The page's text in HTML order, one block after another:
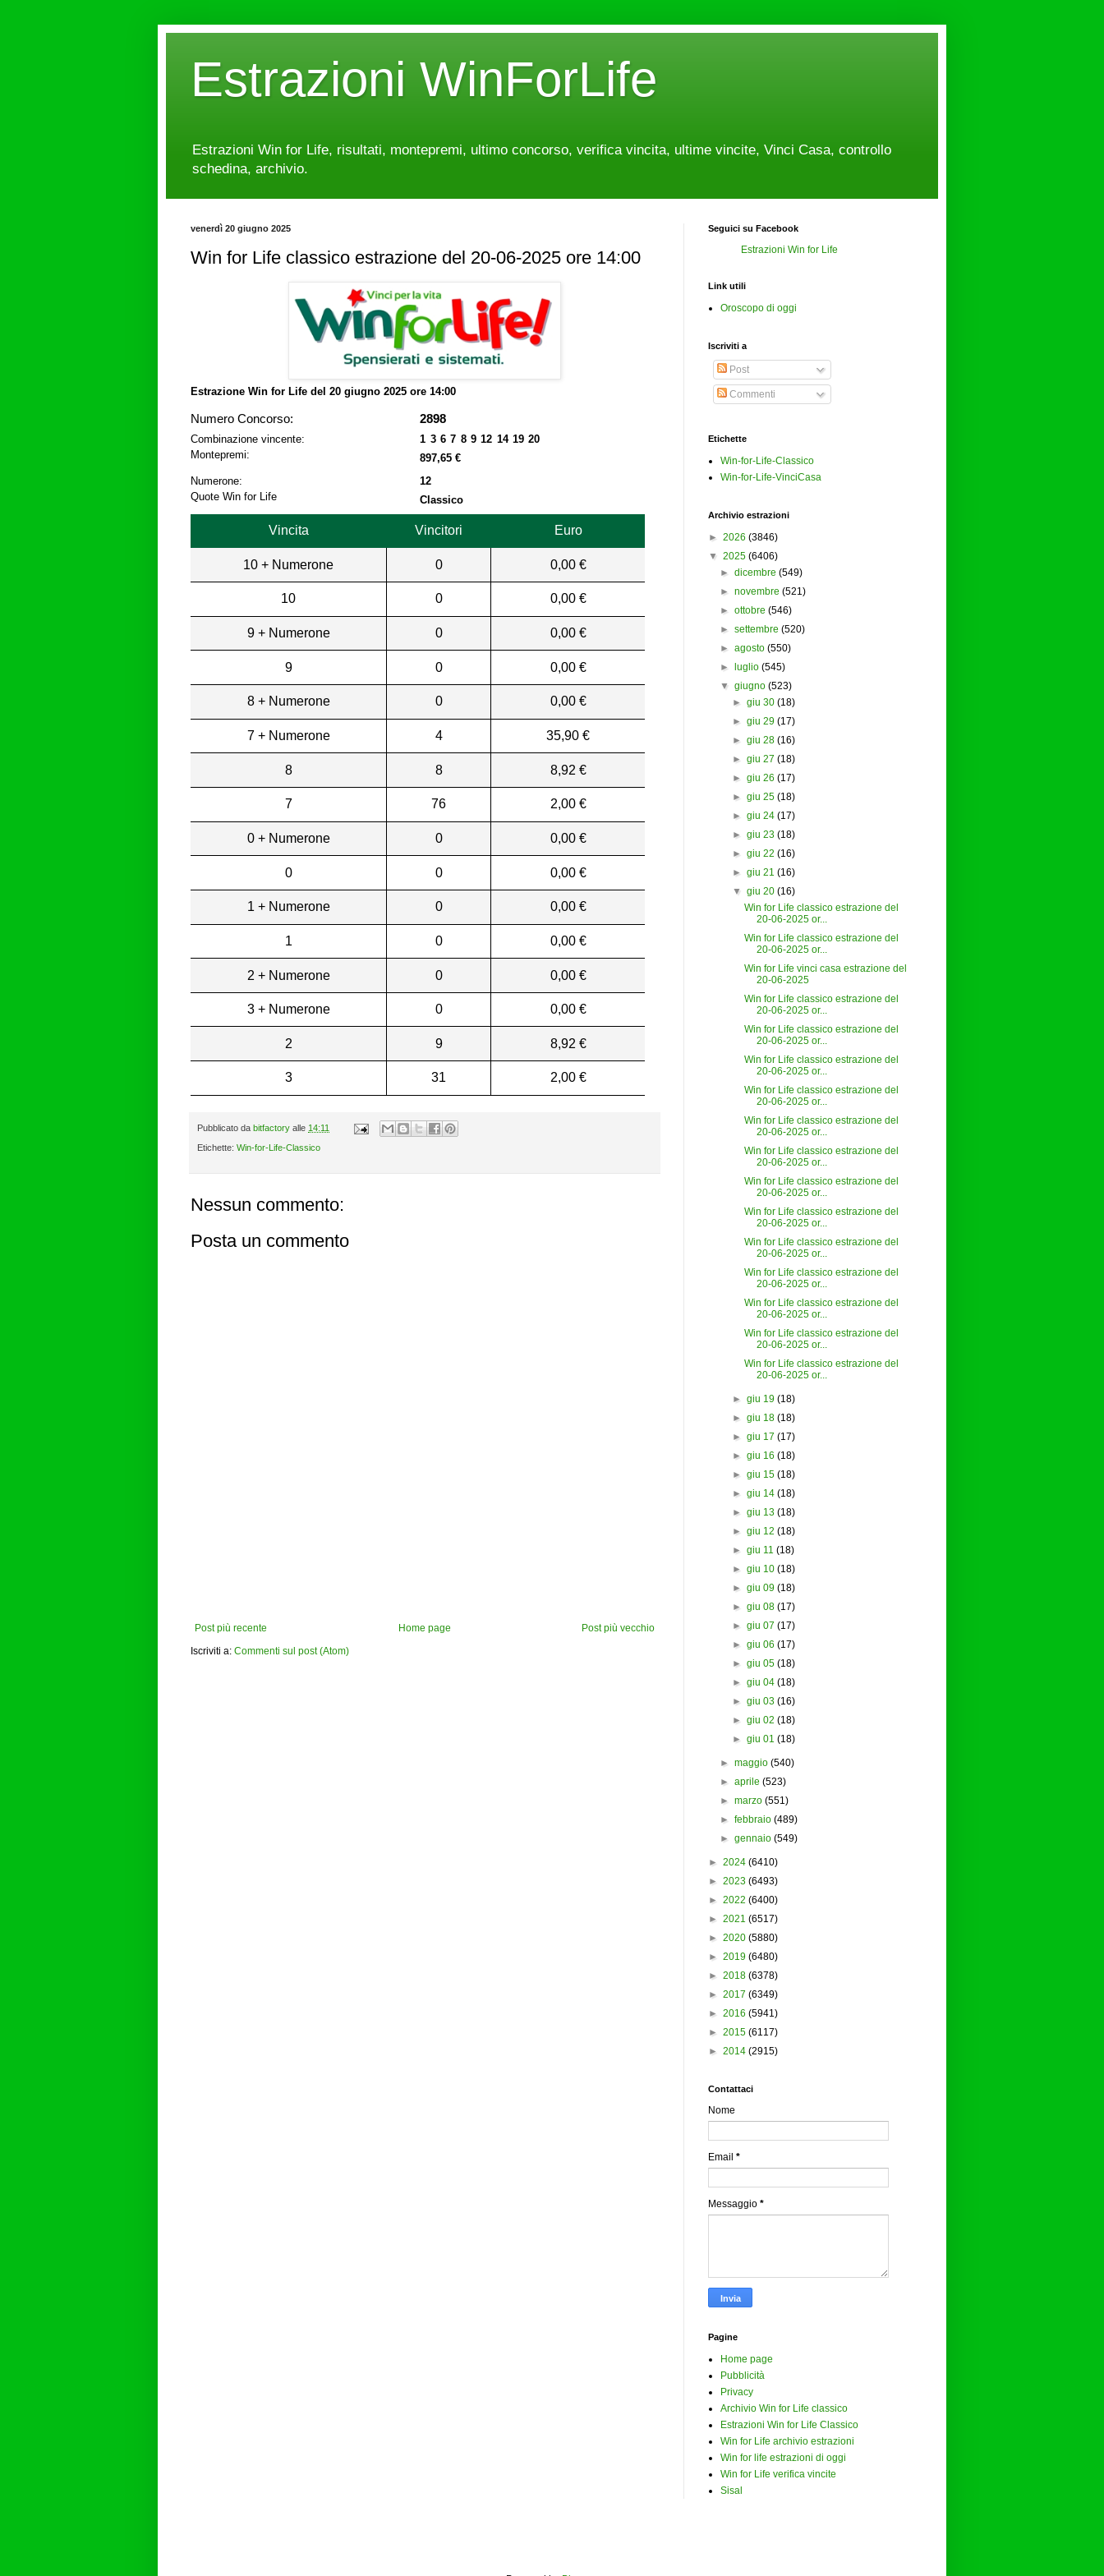
Estrazioni WinForLife
Estrazioni Win for Life, risultati, montepremi, ultimo concorso, verifica vincita, ultime vincite, Vinci Casa, controllo
schedina, archivio.
venerdì 20 giugno 2025
Win for Life classico estrazione del 20-06-2025 ore 14:00
Estrazione Win for Life del 20 giugno 2025 ore 14:00
Numero Concorso: 2898
Combinazione vincente:
1 3 6 7 8 9 12 14 19 20
Montepremi:
897,65 €
Numerone:
12
Quote Win for Life
Classico
Vincita Vincitori Euro
10 + Numerone 0 0,00 €
10 0 0,00 €
9 + Numerone 0 0,00 €
9 0 0,00 €
8 + Numerone 0 0,00 €
7 + Numerone 4 35,90 €
8 8 8,92 €
7 76 2,00 €
0 + Numerone 0 0,00 €
0 0 0,00 €
1 + Numerone 0 0,00 €
1 0 0,00 €
2 + Numerone 0 0,00 €
3 + Numerone 0 0,00 €
2 9 8,92 €
3 31 2,00 €
Pubblicato da bitfactory alle 14:11
Etichette: Win-for-Life-Classico
Nessun commento:
Posta un commento
Post più recente Post più vecchio
Home page
Iscriviti a: Commenti sul post (Atom)
Seguici su Facebook
Estrazioni Win for Life
Link utili
Oroscopo di oggi
Iscriviti a
Post
Commenti
Etichette
Win-for-Life-Classico
Win-for-Life-VinciCasa
Archivio estrazioni
► 2026 (3846)
▼ 2025 (6406)
►dicembre (549)
►novembre (521)
►ottobre (546)
►settembre (520)
►agosto (550)
►
luglio (545)
▼ giugno (523)
► giu 30 (18)
► giu 29 (17)
► giu 28 (16)
► giu 27 (18)
► giu 26 (17)
► giu 25 (18)
► giu 24 (17)
► giu 23 (18)
► giu 22 (16)
► giu 21 (16)
▼ giu 20 (16)
Win for Life classico estrazione del
20-06-2025 or...
Win for Life classico estrazione del
20-06-2025 or...
Win for Life vinci casa estrazione del
20-06-2025
Win for Life classico estrazione del
20-06-2025 or...
Win for Life classico estrazione del
20-06-2025 or...
Win for Life classico estrazione del
20-06-2025 or...
Win for Life classico estrazione del
20-06-2025 or...
Win for Life classico estrazione del
20-06-2025 or...
Win for Life classico estrazione del
20-06-2025 or...
Win for Life classico estrazione del
20-06-2025 or...
Win for Life classico estrazione del
20-06-2025 or...
Win for Life classico estrazione del
20-06-2025 or...
Win for Life classico estrazione del
20-06-2025 or...
Win for Life classico estrazione del
20-06-2025 or...
Win for Life classico estrazione del
20-06-2025 or...
Win for Life classico estrazione del
20-06-2025 or...
► giu 19 (18)
► giu 18 (18)
► giu 17 (17)
► giu 16 (18)
► giu 15 (18)
► giu 14 (18)
► giu 13 (18)
► giu 12 (18)
► giu 11 (18)
► giu 10 (18)
► giu 09 (18)
► giu 08 (17)
► giu 07 (17)
► giu 06 (17)
► giu 05 (18)
► giu 04 (18)
► giu 03 (16)
► giu 02 (18)
► giu 01 (18)
►maggio (540)
►aprile (523)
►marzo (551)
►febbraio (489)
►gennaio (549)
► 2024 (6410)
► 2023 (6493)
► 2022 (6400)
► 2021 (6517)
► 2020 (5880)
► 2019 (6480)
► 2018 (6378)
► 2017 (6349)
► 2016 (5941)
► 2015 (6117)
► 2014 (2915)
Contattaci
Nome
Email *
Messaggio *
Pagine
Home page
Pubblicità
Privacy
Archivio Win for Life classico
Estrazioni Win for Life Classico
Win for Life archivio estrazioni
Win for life estrazioni di oggi
Win for Life verifica vincite
Sisal